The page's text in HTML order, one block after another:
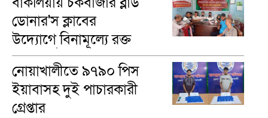
ডোনার'স ক্লাবের
উদ্যোগে বিনামূল্যে রক্ত
গ্রুপ নির্ণয়
নোয়াখালীতে ৯৭৯০ পিস
ইয়াবাসহ দুই পাচারকারী
গ্রেপ্তার